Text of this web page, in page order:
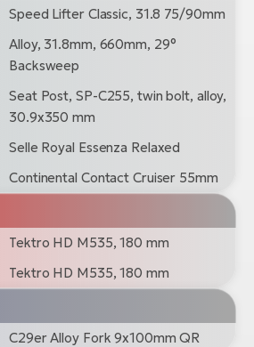
Speed Lifter Classic, 31.8 75/90mm
Alloy, 31.8mm, 660mm, 29°
Backsweep
Seat Post, SP-C255, twin bolt, alloy,
30.9x350 mm
Selle Royal Essenza Relaxed
Continental Contact Cruiser 55mm
Tektro HD M535, 180 mm
Tektro HD M535, 180 mm
C29er Alloy Fork 9x100mm QR